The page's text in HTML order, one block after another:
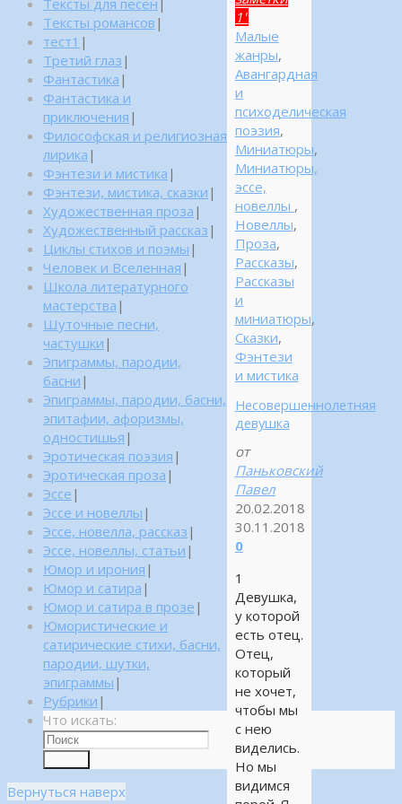
1"
Малые
жанры,
Авангардная
и
психоделическая
поэзия,
Миниатюры,
Миниатюры,
эссе,
новеллы ,
Новеллы,
Проза,
Рассказы,
Рассказы
и
миниатюры,
Сказки,
Фэнтези
и мистика
Несовершеннолетняя
девушка
от
Паньковский
Павел
20.02.2018
30.11.2018
0
1
Девушка,
у которой
есть отец.
Отец,
который
не хочет,
чтобы мы
с нею
виделись.
Но мы
видимся
Тексты для песен |
Тексты романсов |
тест1 |
Третий глаз |
Фантастика |
Фантастика и
приключения |
Философская и религиозная
лирика |
Фэнтези и мистика |
Фэнтези, мистика, сказки |
Художественная проза |
Художественный рассказ |
Циклы стихов и поэмы |
Человек и Вселенная |
Школа литературного
мастерства |
Шуточные песни,
частушки |
Эпиграммы, пародии,
басни |
Эпиграммы, пародии, басни,
эпитафии, афоризмы,
одностишья |
Эротическая поэзия |
Эротическая проза |
Эссе |
Эссе и новеллы |
Эссе, новелла, рассказ |
Эссе, новеллы, статьи |
Юмор и ирония |
Юмор и сатира |
Юмор и сатира в прозе |
Юмористические и
сатирические стихи, басни,
пародии, шутки,
эпиграммы |
Рубрики |
Что искать:
Вернуться наверх